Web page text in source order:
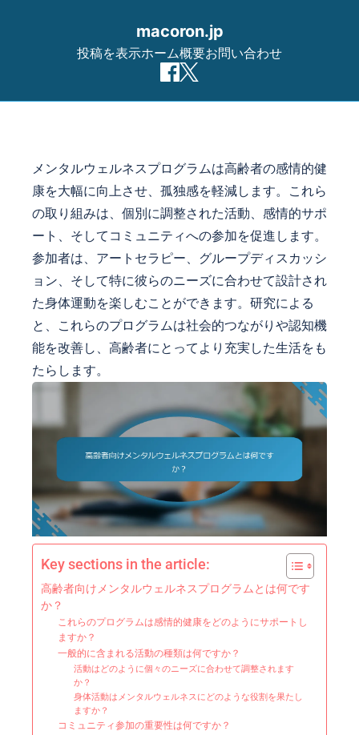
macoron.jp
投稿を表示ホーム概要お問い合わせ
メンタルウェルネスプログラムは高齢者の感情的健
康を大幅に向上させ、孤独感を軽減します。これら
の取り組みは、個別に調整された活動、感情的サポ
ート、そしてコミュニティへの参加を促進します。
参加者は、アートセラピー、グループディスカッシ
ョン、そして特に彼らのニーズに合わせて設計され
た身体運動を楽しむことができます。研究による
と、これらのプログラムは社会的つながりや認知機
能を改善し、高齢者にとってより充実した生活をも
たらします。
Key sections in the article:
高齢者向けメンタルウェルネスプログラムとは何です
か？
これらのプログラムは感情的健康をどのようにサポートし
ますか？
一般的に含まれる活動の種類は何ですか？
活動はどのように個々のニーズに合わせて調整されます
か？
身体活動はメンタルウェルネスにどのような役割を果たし
ますか？
コミュニティ参加の重要性は何ですか？